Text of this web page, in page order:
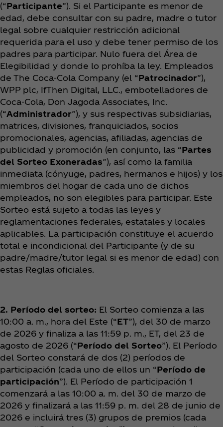
(“Participante”). Si el Participante es menor de
edad, debe consultar con su padre, madre o tutor
legal sobre cualquier restricción adicional
requerida para el uso y debe tener permiso de los
padres para participar. Nulo fuera del Área de
Elegibilidad y donde lo prohíba la ley. Empleados
de The Coca‑Cola Company (el “Patrocinador”),
WPP plc, IfThen Digital, LLC., embotelladores de
Coca‑Cola, Don Jagoda Associates, Inc.
(“Administrador”), y sus respectivas subsidiarias,
matrices, divisiones, franquiciados, socios
promocionales, agencias, afiliadas, agencias de
publicidad y promoción (en conjunto, las “Partes
del Sorteo Exoneradas”), así como la familia
inmediata (cónyuge, padres, hermanos e hijos) y los
miembros del hogar de cada uno de dichos
empleados, no son elegibles para participar. Este
Sorteo está sujeto a todas las leyes y
reglamentaciones federales, estatales y locales
aplicables. La participación constituye el acuerdo
total e incondicional del Participante (y de su
padre/madre/tutor legal si es menor de edad) con
estas Reglas oficiales.
2. Período del sorteo: El Sorteo comienza a las
10:00 a. m., hora del Este (“ET”), del 30 de marzo
de 2026 y finaliza a las 11:59 p. m., ET, del 23 de
agosto de 2026 (“Período del Sorteo”). El Período
del Sorteo constará de dos (2) períodos de
participación (cada uno de ellos un “Período de
participación”). El Período de participación 1
comenzará a las 10:00 a. m. del 30 de marzo de
2026 y finalizará a las 11:59 p. m. del 28 de junio de
2026 e incluirá tres (3) grupos de premios (cada